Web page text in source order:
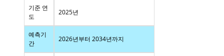
기준 연
도
2025년
예측기
간
2026년부터 2034년까지